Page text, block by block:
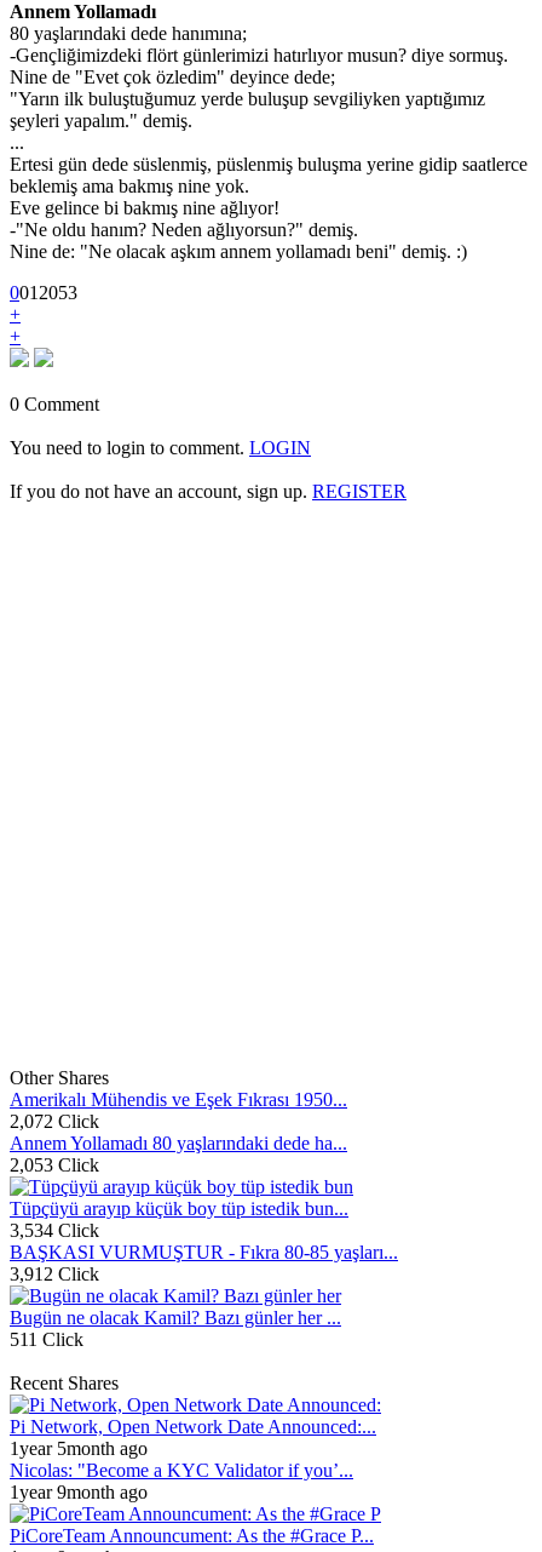
Annem Yollamadı
80 yaşlarındaki dede hanımına;
-Gençliğimizdeki flört günlerimizi hatırlıyor musun? diye sormuş.
Nine de "Evet çok özledim" deyince dede;
"Yarın ilk buluştuğumuz yerde buluşup sevgiliyken yaptığımız
şeyleri yapalım." demiş.
...
Ertesi gün dede süslenmiş, püslenmiş buluşma yerine gidip saatlerce
beklemiş ama bakmış nine yok.
Eve gelince bi bakmış nine ağlıyor!
-"Ne oldu hanım? Neden ağlıyorsun?" demiş.
Nine de: "Ne olacak aşkım annem yollamadı beni" demiş. :)
001 2053
+
+
0 Comment
You need to login to comment. LOGIN
If you do not have an account, sign up. REGISTER
Other Shares
Amerikalı Mühendis ve Eşek Fıkrası 1950...
2,072 Click
Annem Yollamadı 80 yaşlarındaki dede ha...
2,053 Click
Tüpçüyü arayıp küçük boy tüp istedik bun...
3,534 Click
BAŞKASI VURMUŞTUR - Fıkra 80-85 yaşları...
3,912 Click
Bugün ne olacak Kamil? Bazı günler her ...
511 Click
Recent Shares
Pi Network, Open Network Date Announced:...
1year 5month ago
Nicolas: "Become a KYC Validator if you’...
1year 9month ago
PiCoreTeam Announcument: As the #Grace P...